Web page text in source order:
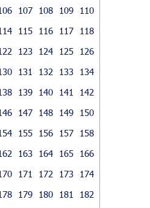
107 108 109
110
115 116 117
118
123 124 125
126
131 132 133
134
139 140 141
142
147 148 149
150
155 156 157
158
163 164 165
166
171 172 173
174
179 180 181
182